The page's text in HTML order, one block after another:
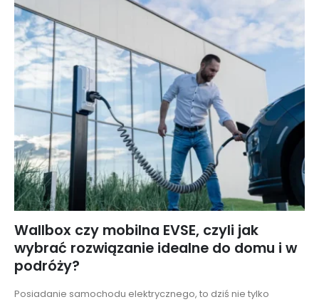
Wallbox czy mobilna EVSE, czyli jak
wybrać rozwiązanie idealne do domu i w
podróży?
Posiadanie samochodu elektrycznego, to dziś nie tylko